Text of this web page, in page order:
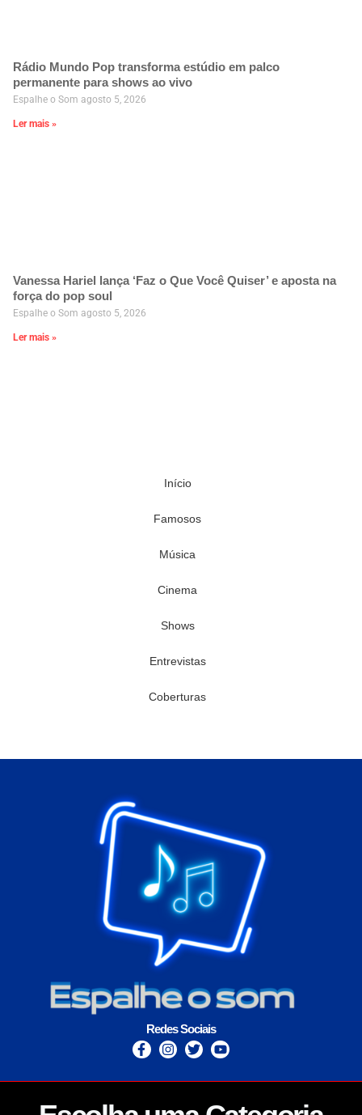
Rádio Mundo Pop transforma estúdio em palco
permanente para shows ao vivo
Espalhe o Som agosto 5, 2026
Ler mais »
Vanessa Hariel lança ‘Faz o Que Você Quiser’ e aposta na
força do pop soul
Espalhe o Som agosto 5, 2026
Ler mais »
Início
Famosos
Música
Cinema
Shows
Entrevistas
Coberturas
Redes Sociais